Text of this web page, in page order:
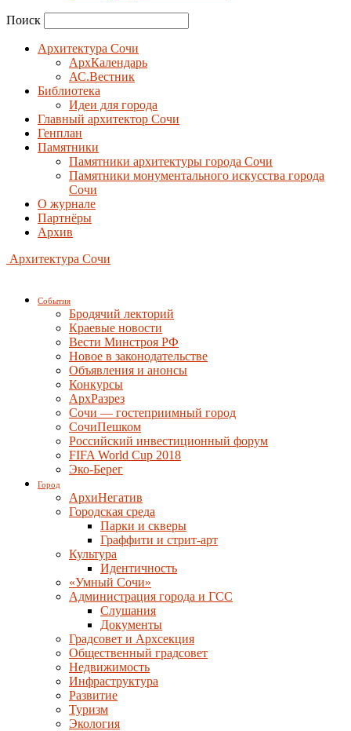
Поиск
Архитектура Сочи
АрхКалендарь
АС.Вестник
Библиотека
Идеи для города
Главный архитектор Сочи
Генплан
Памятники
Памятники архитектуры города Сочи
Памятники монументального искусства города
Сочи
О журнале
Партнёры
Архив
Архитектура Сочи
События
Бродячий лекторий
Краевые новости
Вести Минстроя РФ
Новое в законодательстве
Объявления и анонсы
Конкурсы
АрхРазрез
Сочи — гостеприимный город
СочиПешком
Российский инвестиционный форум
FIFA World Cup 2018
Эко-Берег
Город
АрхиНегатив
Городская среда
Парки и скверы
Граффити и стрит-арт
Культура
Идентичность
«Умный Сочи»
Администрация города и ГСС
Слушания
Документы
Градсовет и Архсекция
Общественный градсовет
Недвижимость
Инфраструктура
Развитие
Туризм
Экология